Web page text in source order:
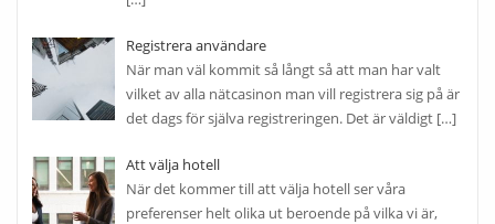
Registrera användare
När man väl kommit så långt så att man har valt
vilket av alla nätcasinon man vill registrera sig på är
det dags för själva registreringen. Det är väldigt […]
Att välja hotell
När det kommer till att välja hotell ser våra
preferenser helt olika ut beroende på vilka vi är,